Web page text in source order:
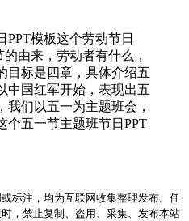
PPT模板这个劳动节日
由来，劳动者有什么，
目标是四章，具体介绍五
中国红军开始，表现出五
们以五一为主题班会，
个五一节主题班节日PPT
标注，均为互联网收集整理发布。任
，禁止复制、盗用、采集、发布本站